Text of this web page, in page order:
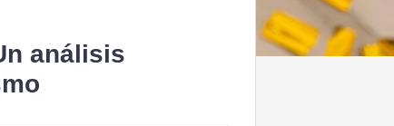
análisis